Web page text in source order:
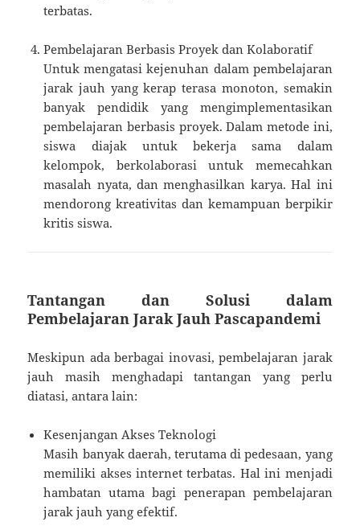
terbatas.
Pembelajaran Berbasis Proyek dan Kolaboratif
Untuk mengatasi kejenuhan dalam pembelajaran
jarak jauh yang kerap terasa monoton, semakin
banyak pendidik yang mengimplementasikan
pembelajaran berbasis proyek. Dalam metode ini,
siswa diajak untuk bekerja sama dalam
kelompok, berkolaborasi untuk memecahkan
masalah nyata, dan menghasilkan karya. Hal ini
mendorong kreativitas dan kemampuan berpikir
kritis siswa.
Tantangan dan Solusi dalam
Pembelajaran Jarak Jauh Pascapandemi
Meskipun ada berbagai inovasi, pembelajaran jarak
jauh masih menghadapi tantangan yang perlu
diatasi, antara lain:
Kesenjangan Akses Teknologi
Masih banyak daerah, terutama di pedesaan, yang
memiliki akses internet terbatas. Hal ini menjadi
hambatan utama bagi penerapan pembelajaran
jarak jauh yang efektif.